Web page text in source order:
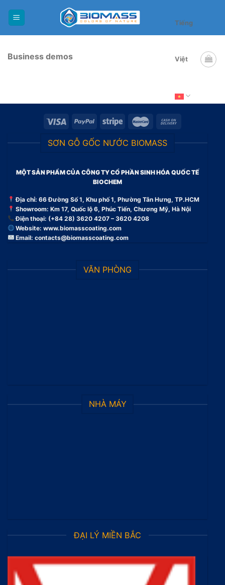
Tiếng
Việt
Business demos
SƠN GỖ GỐC NƯỚC BIOMASS
MỘT SẢN PHẨM CỦA CÔNG TY CỔ PHẦN SINH HÓA QUỐC TẾ
BIOCHEM
Địa chỉ: 66 Đường Số 1, Khu phố 1, Phường Tân Hưng, TP.HCM
Showroom: Km 17, Quốc lộ 6, Phúc Tiến, Chương Mỹ, Hà Nội
Điện thoại: (+84 28) 3620 4207 – 3620 4208
Website:www.biomasscoating.com
Email:contacts@biomasscoating.com
VĂN PHÒNG
NHÀ MÁY
ĐẠI LÝ MIỀN BẮC